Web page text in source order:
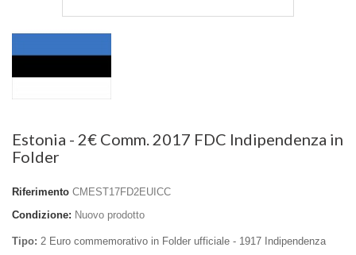
Estonia - 2€ Comm. 2017 FDC Indipendenza in
Folder
Riferimento CMEST17FD2EUICC
Condizione: Nuovo prodotto
Tipo: 2 Euro commemorativo in Folder ufficiale - 1917 Indipendenza